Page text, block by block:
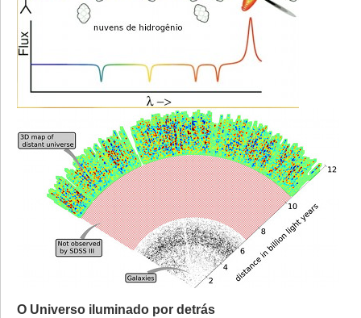
O Universo iluminado por detrás